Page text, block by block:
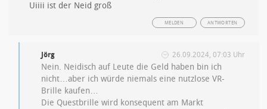
Uiiii ist der Neid groß
ANTWORTEN
MELDEN
Jörg 26.09.2024, 07:03 Uhr
Nein. Neidisch auf Leute die Geld haben bin ich
nicht…aber ich würde niemals eine nutzlose VR-
Brille kaufen…
Die Questbrille wird konsequent am Markt